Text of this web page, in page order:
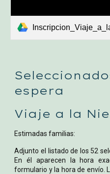
espera
Viaje a la
Estimadas familias:
Adjunto el listado de los 52
En él aparecen la hora
formulario y la hora de envío.